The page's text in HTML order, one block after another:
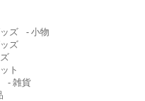
ズ
小物
ズ
ト
雑貨